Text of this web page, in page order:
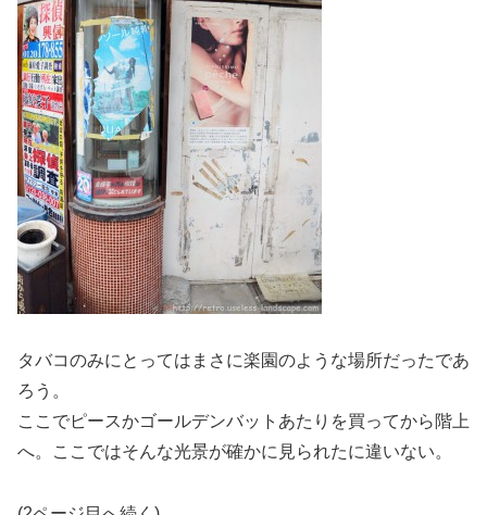
タバコのみにとってはまさに楽園のような場所だったであ
ろう。
ここでピースかゴールデンバットあたりを買ってから階上
へ。ここではそんな光景が確かに見られたに違いない。